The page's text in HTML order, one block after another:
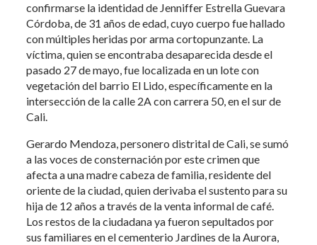
confirmarse la identidad de Jenniffer Estrella Guevara
Córdoba, de 31 años de edad, cuyo cuerpo fue hallado
con múltiples heridas por arma cortopunzante. La
víctima, quien se encontraba desaparecida desde el
pasado 27 de mayo, fue localizada en un lote con
vegetación del barrio El Lido, específicamente en la
intersección de la calle 2A con carrera 50, en el sur de
Cali.
Gerardo Mendoza, personero distrital de Cali, se sumó
a las voces de consternación por este crimen que
afecta a una madre cabeza de familia, residente del
oriente de la ciudad, quien derivaba el sustento para su
hija de 12 años a través de la venta informal de café.
Los restos de la ciudadana ya fueron sepultados por
sus familiares en el cementerio Jardines de la Aurora,